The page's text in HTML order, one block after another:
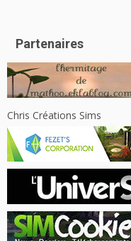
Partenaires
Chris Créations Sims